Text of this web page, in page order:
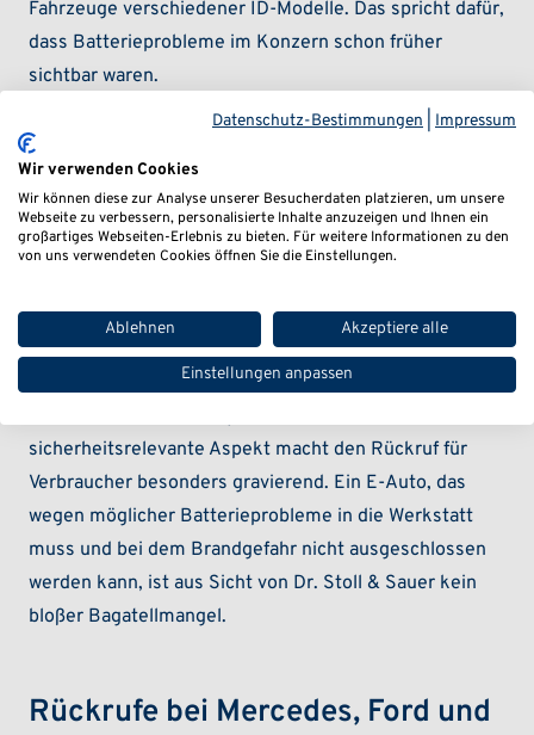
Fahrzeuge verschiedener ID-Modelle. Das spricht dafür,
dass Batterieprobleme im Konzern schon früher
sichtbar waren.
Batterieproblem kann
Reichweitenverlust und
Brandgefahr auslösen
Nach den aktuellen Berichten können sich die
Probleme zunächst durch eine verringerte Reichweite
oder Warnhinweise bemerkbar machen. Im
sicherheitsrelevante Aspekt macht den Rückruf für
Verbraucher besonders gravierend. Ein E-Auto, das
wegen möglicher Batterieprobleme in die Werkstatt
muss und bei dem Brandgefahr nicht ausgeschlossen
werden kann, ist aus Sicht von Dr. Stoll & Sauer kein
bloßer Bagatellmangel.
Rückrufe bei Mercedes, Ford und
Datenschutz-Bestimmungen Impressum
Wir verwenden Cookies
Wir können diese zur Analyse unserer Besucherdaten platzieren, um unsere
Webseite zu verbessern, personalisierte Inhalte anzuzeigen und Ihnen ein
großartiges Webseiten-Erlebnis zu bieten. Für weitere Informationen zu den
von uns verwendeten Cookies öffnen Sie die Einstellungen.
Ablehnen Akzeptiere alle
Einstellungen anpassen